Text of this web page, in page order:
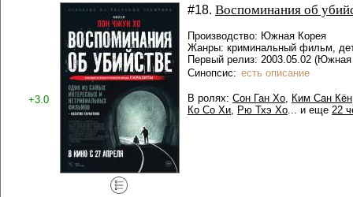
+3.0
#18. Воспоминания об
Производство: Южная Корея
Жанры: криминальный фильм,
Первый релиз: 2003.05.02
Синопсис: есть описание
В ролях: Сон Ган Хо, Ким Сан Кён
Ко Со Хи, Рю Тхэ Хо... и еще 22